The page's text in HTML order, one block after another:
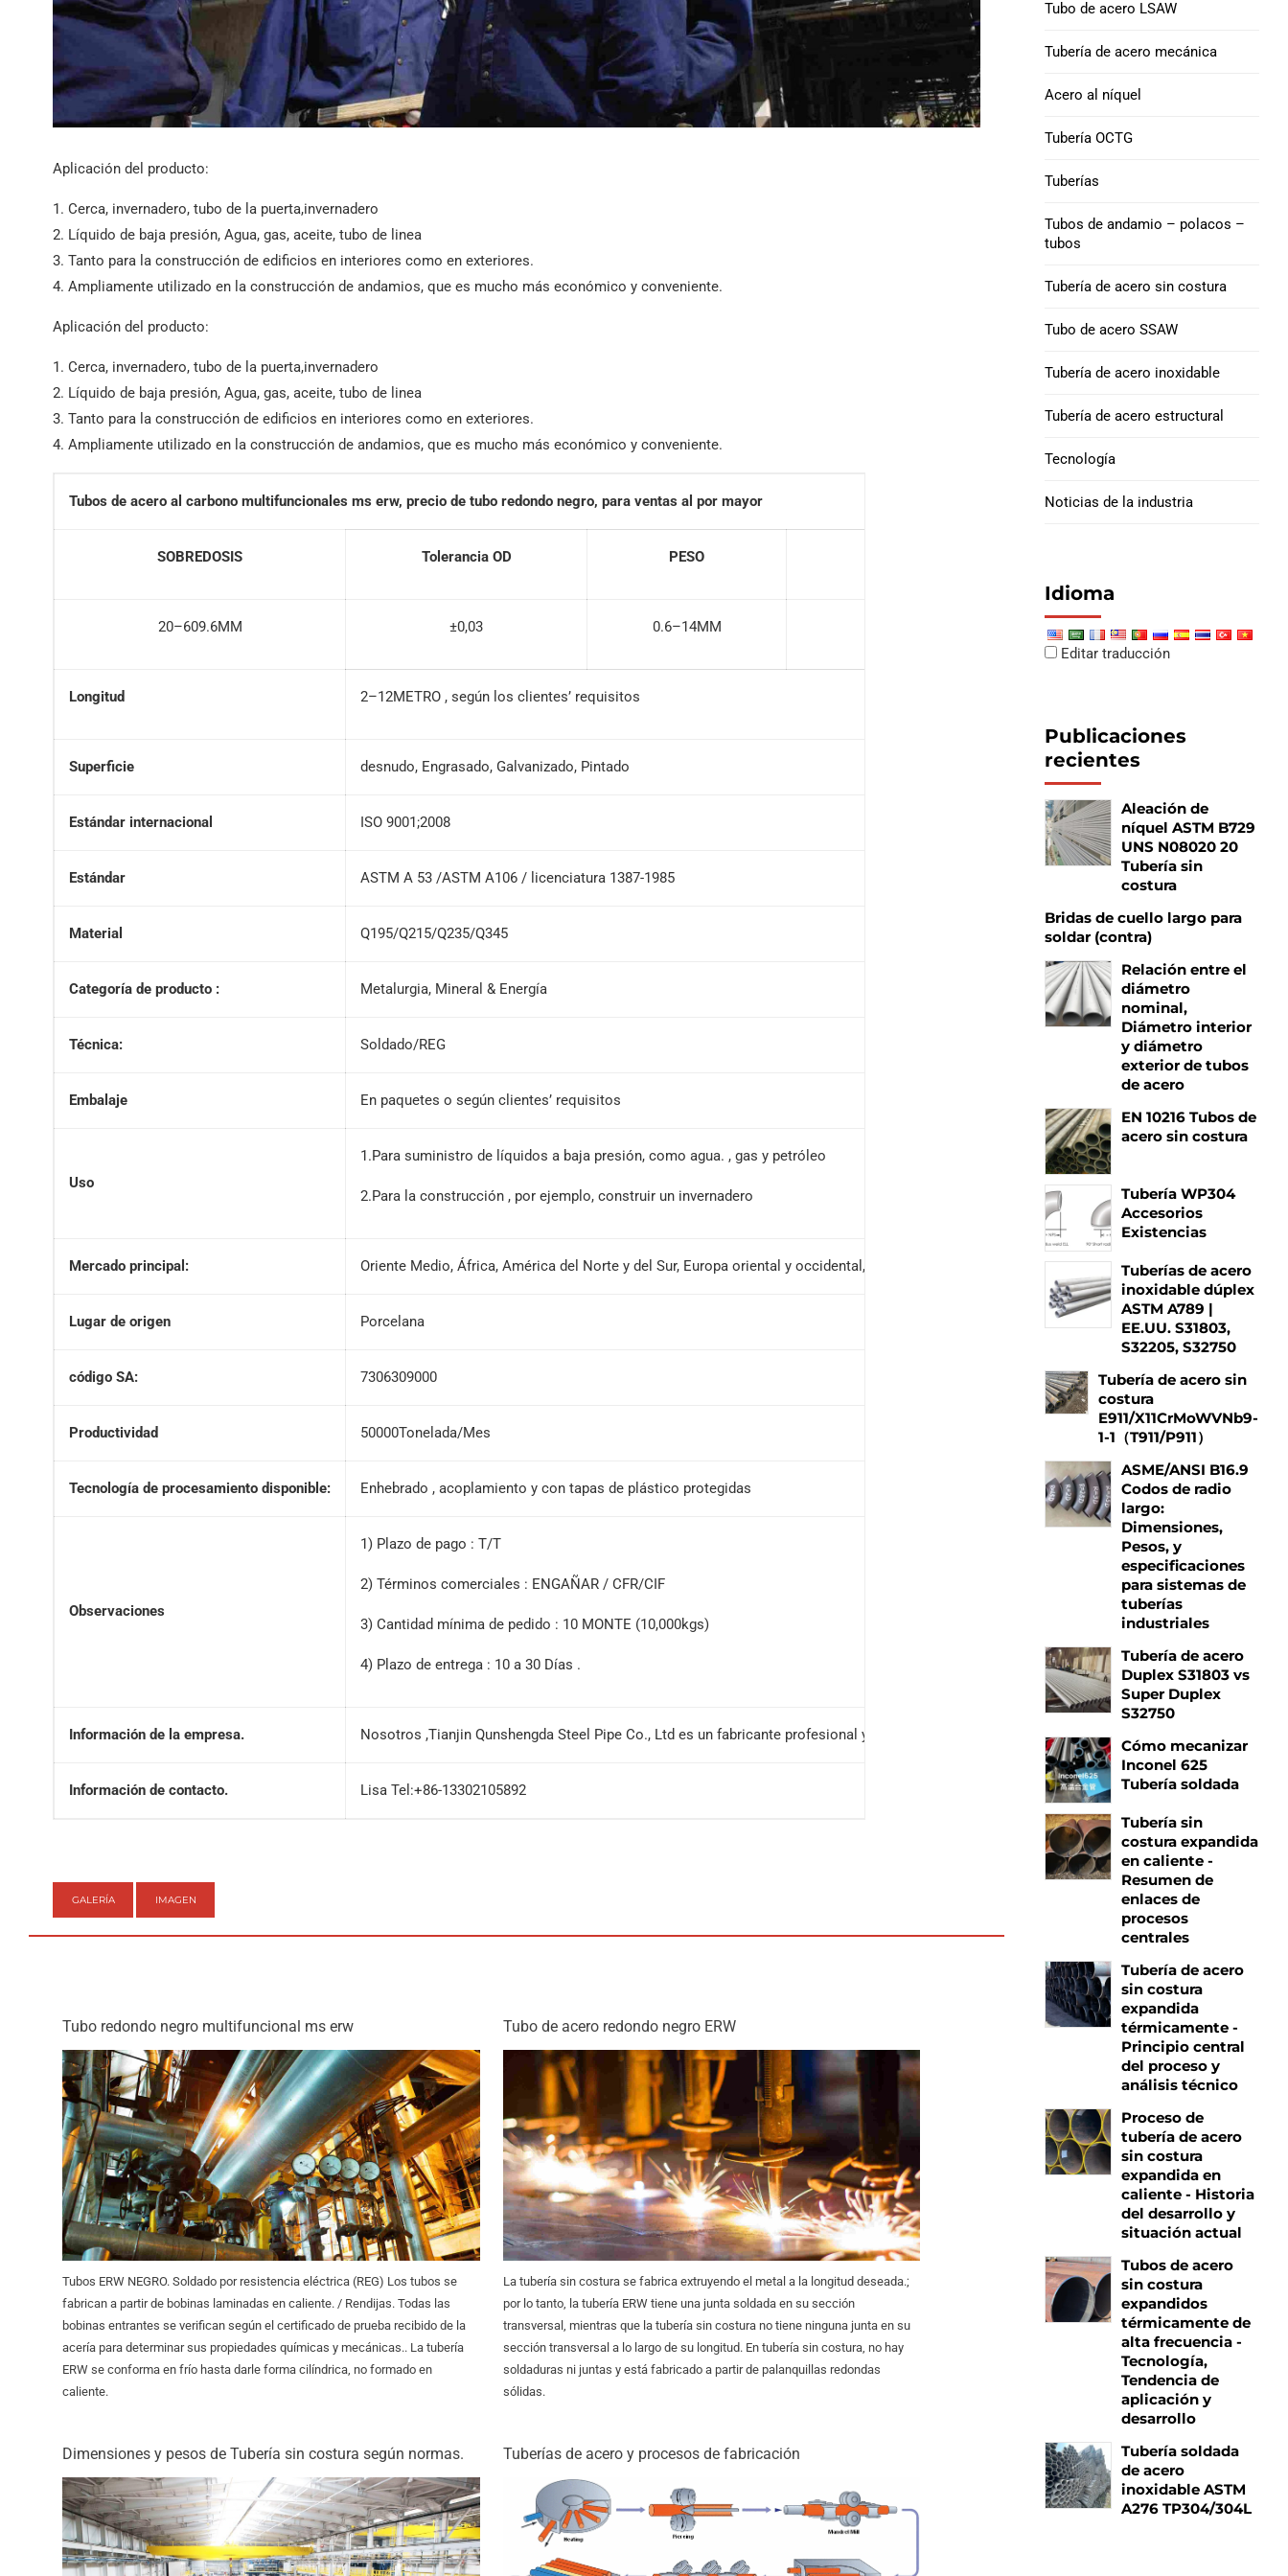
LSAW
Tubo de acero A252
EN 10219 Tubo soldado
caldera A209
Aleación de níquel 52
Níquel 200 Tubo de
acero
Tubería de
revestimiento P110
Tubería de
revestimiento C90
TUBO DE CARCASA
carcasa
Aplicación del producto:
1. Cerca, invernadero, tubo de la puerta,invernadero
2. Líquido de baja presión, Agua, gas, aceite, tubo de linea
3. Tanto para la construcción de edificios en interiores como en exteriores.
4. Ampliamente utilizado en la construcción de andamios, que es mucho más económico y conveniente.
Aplicación del producto:
1. Cerca, invernadero, tubo de la puerta,invernadero
2. Líquido de baja presión, Agua, gas, aceite, tubo de linea
3. Tanto para la construcción de edificios en interiores como en exteriores.
4. Ampliamente utilizado en la construcción de andamios, que es mucho más económico y conveniente.
Tubos de acero al carbono multifuncionales ms erw, precio de tubo redondo negro, para ventas al por mayor
SOBREDOSIS Tolerancia OD PESO
20–609.6MM ±0,03 0.6–14MM ± BS1387-1985 Tubería de acero negra 0.02
Longitud 2–12METRO , según los clientes’ requisitos
Superficie desnudo, Engrasado, Galvanizado, Pintado
Estándar internacional ISO 9001;2008
Estándar ASTM A 53 /ASTM A106 / licenciatura 1387-1985
Material Q195/Q215/Q235/Q345
Categoría de producto : Metalurgia, Mineral & Energía
Técnica: Soldado/REG
Embalaje En paquetes o según clientes’ requisitos
Uso
1.Para suministro de líquidos a baja presión, como agua. , gas y petróleo
2.Para la construcción , por ejemplo, construir un invernadero
Mercado principal: Oriente Medio, África, América del Norte y del Sur, Europa oriental y occidental, Asia meridional y sudoriental,Australia
Lugar de origen Porcelana
código SA: 7306309000
Productividad 50000Tonelada/Mes
Tecnología de procesamiento disponible: Enhebrado , acoplamiento y con tapas de plástico protegidas
Observaciones
1) Plazo de pago : T/T
2) Términos comerciales : ENGAÑAR / CFR/CIF
3) Cantidad mínima de pedido : 10 MONTE (10,000kgs)
4) Plazo de entrega : 10 a 30 Días .
Información de la empresa. Nosotros ,Tianjin Qunshengda Steel Pipe Co., Ltd es un fabricante profesional y reputado, para tubos soldados de acero al carbono y tubos de
Información de contacto. Lisa Tel:+86-13302105892
GALERÍA IMAGEN
Tubo redondo negro multifuncional ms erw
Tubos ERW NEGRO. Soldado por resistencia eléctrica (REG) Los tubos se
fabrican a partir de bobinas laminadas en caliente. / Rendijas. Todas las
bobinas entrantes se verifican según el certificado de prueba recibido de la
acería para determinar sus propiedades químicas y mecánicas.. La tubería
ERW se conforma en frío hasta darle forma cilíndrica, no formado en
caliente.
Tubo de acero redondo negro ERW
La tubería sin costura se fabrica extruyendo el metal a la longitud deseada.;
por lo tanto, la tubería ERW tiene una junta soldada en su sección
transversal, mientras que la tubería sin costura no tiene ninguna junta en su
sección transversal a lo largo de su longitud. En tubería sin costura, no hay
soldaduras ni juntas y está fabricado a partir de palanquillas redondas
sólidas.
Dimensiones y pesos de Tubería sin costura según normas. Tuberías de acero y procesos de fabricación
Tubo de acero LSAW
Tubería de acero mecánica
Acero al níquel
Tubería OCTG
Tuberías
Tubos de andamio – polacos –
tubos
Tubería de acero sin costura
Tubo de acero SSAW
Tubería de acero inoxidable
Tubería de acero estructural
Tecnología
Noticias de la industria
Idioma
Editar traducción
Publicaciones
recientes
Aleación de
níquel ASTM B729
UNS N08020 20
Tubería sin
costura
Bridas de cuello largo para
soldar (contra)
Relación entre el
diámetro
nominal,
Diámetro interior
y diámetro
exterior de tubos
de acero
EN 10216 Tubos de
acero sin costura
Tubería WP304
Accesorios
Existencias
Tuberías de acero
inoxidable dúplex
ASTM A789 |
EE.UU. S31803,
S32205, S32750
Tubería de acero sin
costura
E911/X11CrMoWVNb9-
1-1（T911/P911）
ASME/ANSI B16.9
Codos de radio
largo:
Dimensiones,
Pesos, y
especificaciones
para sistemas de
tuberías
industriales
Tubería de acero
Duplex S31803 vs
Super Duplex
S32750
Cómo mecanizar
Inconel 625
Tubería soldada
Tubería sin
costura expandida
en caliente -
Resumen de
enlaces de
procesos
centrales
Tubería de acero
sin costura
expandida
térmicamente -
Principio central
del proceso y
análisis técnico
Proceso de
tubería de acero
sin costura
expandida en
caliente - Historia
del desarrollo y
situación actual
Tubos de acero
sin costura
expandidos
térmicamente de
alta frecuencia -
Tecnología,
Tendencia de
aplicación y
desarrollo
Tubería soldada
de acero
inoxidable ASTM
A276 TP304/304L